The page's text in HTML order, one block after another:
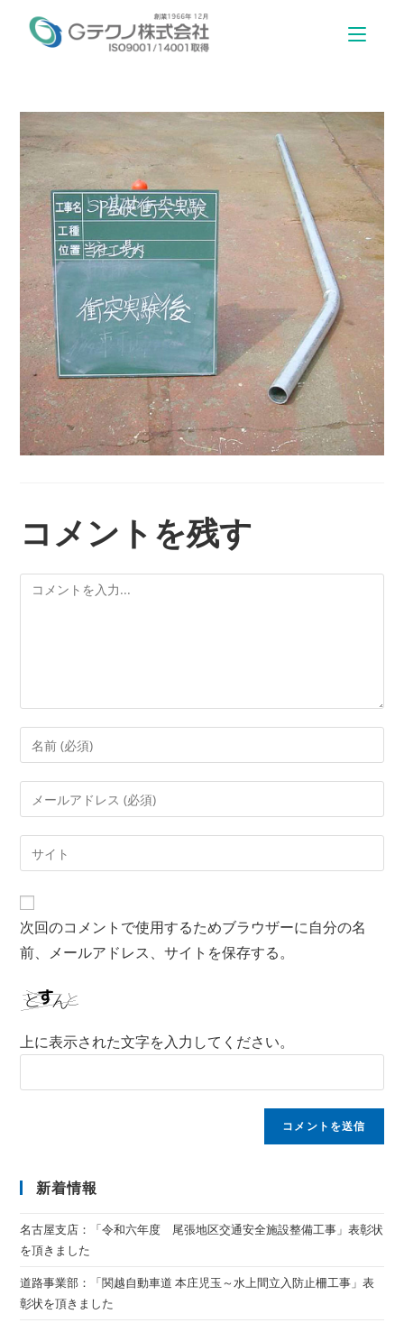
コメントを残す
次回のコメントで使用するためブラウザーに自分の名
前、メールアドレス、サイトを保存する。
上に表示された文字を入力してください。
新着情報
名古屋支店：「令和六年度 尾張地区交通安全施設整備工事」表彰状
を頂きました
道路事業部：「関越自動車道 本庄児玉～水上間立入防止柵工事」表
彰状を頂きました